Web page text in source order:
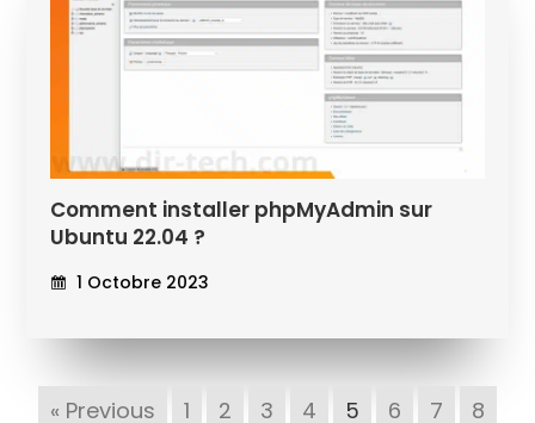
Comment installer phpMyAdmin sur
Ubuntu 22.04 ?
1 Octobre 2023
« Previous 1 2 3 4 5 6 7 8